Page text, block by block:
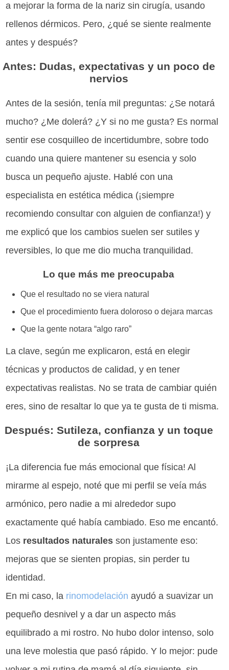
a mejorar la forma de la nariz sin cirugía, usando
rellenos dérmicos. Pero, ¿qué se siente realmente
antes y después?
Antes: Dudas, expectativas y un poco de
nervios
Antes de la sesión, tenía mil preguntas: ¿Se notará
mucho? ¿Me dolerá? ¿Y si no me gusta? Es normal
sentir ese cosquilleo de incertidumbre, sobre todo
cuando una quiere mantener su esencia y solo
busca un pequeño ajuste. Hablé con una
especialista en estética médica (¡siempre
recomiendo consultar con alguien de confianza!) y
me explicó que los cambios suelen ser sutiles y
reversibles, lo que me dio mucha tranquilidad.
Lo que más me preocupaba
Que el resultado no se viera natural
Que el procedimiento fuera doloroso o dejara marcas
Que la gente notara “algo raro”
La clave, según me explicaron, está en elegir
técnicas y productos de calidad, y en tener
expectativas realistas. No se trata de cambiar quién
eres, sino de resaltar lo que ya te gusta de ti misma.
Después: Sutileza, confianza y un toque
de sorpresa
¡La diferencia fue más emocional que física! Al
mirarme al espejo, noté que mi perfil se veía más
armónico, pero nadie a mi alrededor supo
exactamente qué había cambiado. Eso me encantó.
Los resultados naturales son justamente eso:
mejoras que se sienten propias, sin perder tu
identidad.
En mi caso, la rinomodelación ayudó a suavizar un
pequeño desnivel y a dar un aspecto más
equilibrado a mi rostro. No hubo dolor intenso, solo
una leve molestia que pasó rápido. Y lo mejor: pude